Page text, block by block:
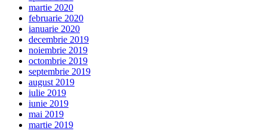
martie 2020
februarie 2020
ianuarie 2020
decembrie 2019
noiembrie 2019
octombrie 2019
septembrie 2019
august 2019
iulie 2019
iunie 2019
mai 2019
martie 2019